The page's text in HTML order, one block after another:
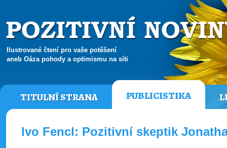
Ilustrované čtení pro vaše potěšení
aneb Oáza pohody a optimismu na síti
TITULNÍ STRANA PUBLICISTIKA
Ivo Fencl: Pozitivní skeptik